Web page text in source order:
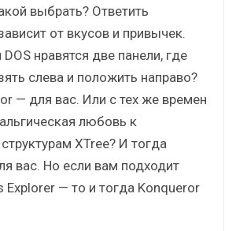
выбрать? Ответить
от вкусов и привычек.
нравятся две панели, где
слева и положить направо?
— для вас. Или с тех же времен
любовь к
XTree? И тогда
вас. Но если вам подходит
Explorer — то и тогда Konqueror